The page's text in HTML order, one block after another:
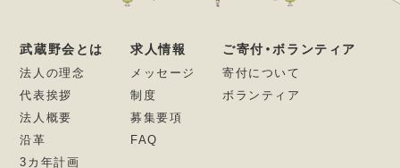
武蔵野会とは
法人の理念
代表挨拶
法人概要
沿革
3カ年計画
求人情報
メッセージ
制度
募集要項
FAQ
ご寄付・ボランティア
寄付について
ボランティア